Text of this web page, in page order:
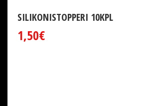
SILIKONISTOPPERI 10KPL
1,50€